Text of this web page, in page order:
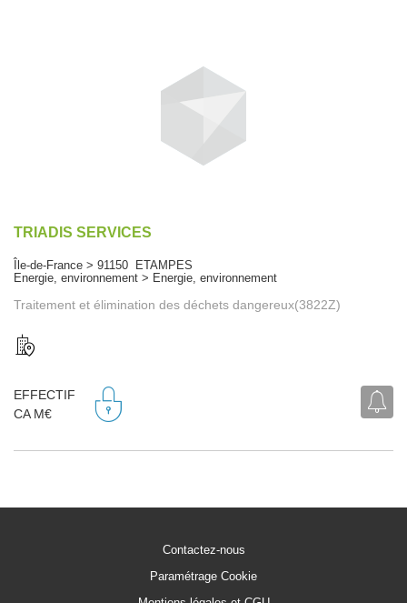
TRIADIS SERVICES
Île-de-France > 91150 ETAMPES
Energie, environnement > Energie, environnement
Traitement et élimination des déchets dangereux(3822Z)
EFFECTIF
CA M€
Contactez-nous
Paramétrage Cookie